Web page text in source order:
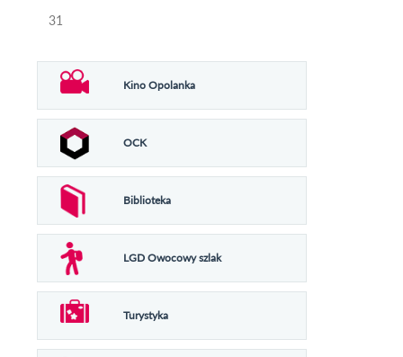
31
Kino Opolanka
OCK
Biblioteka
LGD Owocowy szlak
Turystyka